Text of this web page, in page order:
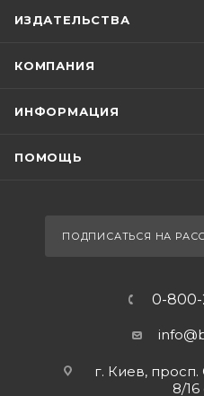
ИЗДАТЕЛЬСТВА
КОМПАНИЯ
ИНФОРМАЦИЯ
ПОМОЩЬ
ПОДПИСАТЬСЯ НА
0-800-
г. Киев,
8/